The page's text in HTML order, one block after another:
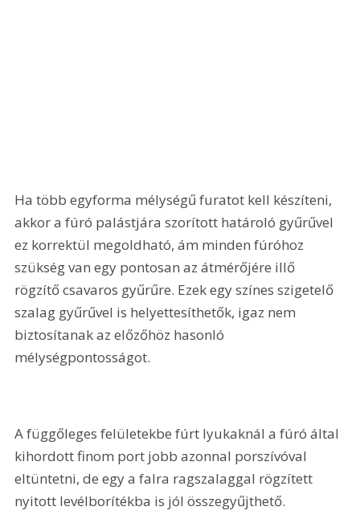
Ha több egyforma mélységű furatot kell készíteni,
akkor a fúró palástjára szorított határoló gyűrűvel
ez korrektül megoldható, ám minden fúróhoz
szükség van egy pontosan az átmérőjére illő
rögzítő csavaros gyűrűre. Ezek egy színes szigetelő
szalag gyűrűvel is helyettesíthetők, igaz nem
biztosítanak az előzőhöz hasonló
mélységpontosságot.
A függőleges felületekbe fúrt lyukaknál a fúró által
kihordott finom port jobb azonnal porszívóval
eltüntetni, de egy a falra ragszalaggal rögzített
nyitott levélborítékba is jól összegyűjthető.